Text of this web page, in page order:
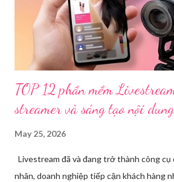
một số đối tượng khác đã tham gia tổ
đồi trụy nhằm mục đích thu lợi. Các đối
L.V.D (sinh ...
TOP 12 phần mềm
streamer và sáng tạo nội
May 25, 2026
Livestream đã và đang trở thành công cụ
nhân, doanh nghiệp tiếp cận khách hàng